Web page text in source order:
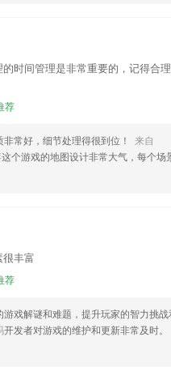
络技术工作室
你来拿!
时间管理是非常重要的，记得合
荐
非常好，细节处理得很到位！
来自
这个游戏的地图设计非常大气，每个场
丰富
荐
游戏解谜和难题，提升玩家的智力挑战
开发者对游戏的维护和更新非常及时。